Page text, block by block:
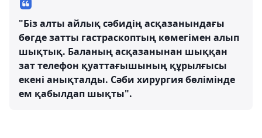
"Біз алты айлық сәбидің асқазанындағы
бөгде затты гастраскоптың көмегімен алып
шықтық. Баланың асқазанынан шыққан
зат телефон қуаттағышының құрылғысы
екені анықталды. Сәби хирургия бөлімінде
ем қабылдап шықты".